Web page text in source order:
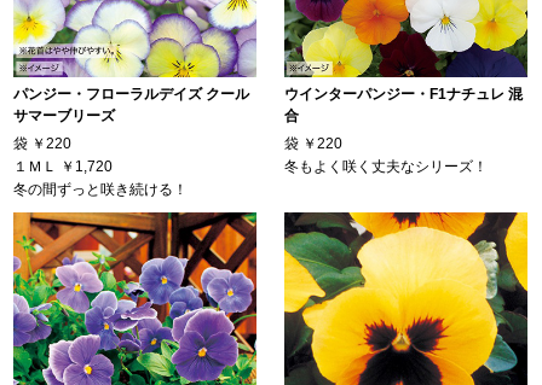
パンジー・フローラルデイズ クール
サマーブリーズ
袋 ￥220
１ＭＬ
￥1,720
冬の間ずっと咲き続ける！
ウインターパンジー・F1ナチュレ 混
合
袋 ￥220
冬もよく咲く丈夫なシリーズ！